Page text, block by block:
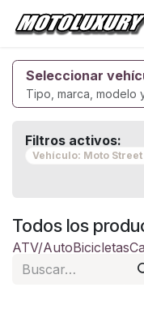
Ir al contenido
Seleccionar
Tipo, marca, modelo
Filtros activos:
Vehículo: Moto Street
Todos los
ATV/AutoBicicletas